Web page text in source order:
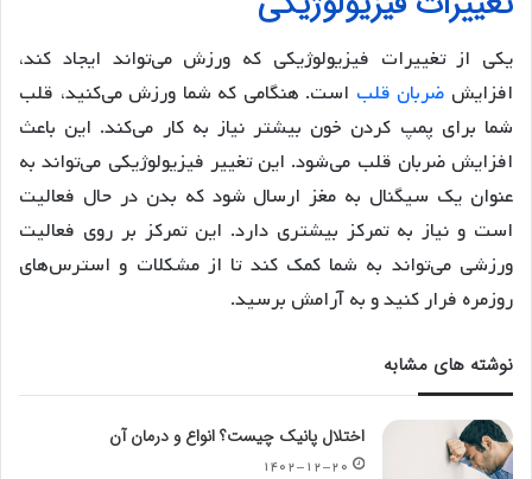
یکی از تغییرات فیزیولوژیکی که ورزش می‌تواند ایجاد کند،
افزایش ضربان قلب است. هنگامی که شما ورزش می‌کنید، قلب
شما برای پمپ کردن خون بیشتر نیاز به کار می‌کند. این باعث
افزایش ضربان قلب می‌شود. این تغییر فیزیولوژیکی می‌تواند به
عنوان یک سیگنال به مغز ارسال شود که بدن در حال فعالیت
است و نیاز به تمرکز بیشتری دارد. این تمرکز بر روی فعالیت
ورزشی می‌تواند به شما کمک کند تا از مشکلات و استرس‌های
روزمره فرار کنید و به آرامش برسید.
نوشته های مشابه
اختلال پانیک چیست؟ انواع و درمان آن
۱۴۰۲-۱۲-۲۰